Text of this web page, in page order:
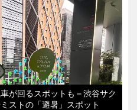
が回るスポットも＝渋谷サク
ストの「避暑」スポット